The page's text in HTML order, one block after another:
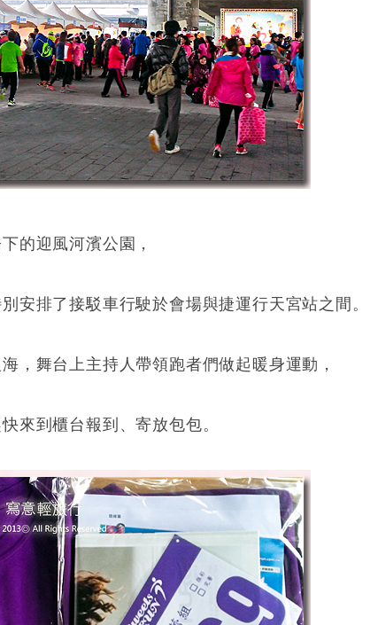
的迎風河濱公園，
安排了接駁車行駛於會場與捷運行天宮站之間。
，舞台上主持人帶領跑者們做起暖身運動，
來到櫃台報到、寄放包包。